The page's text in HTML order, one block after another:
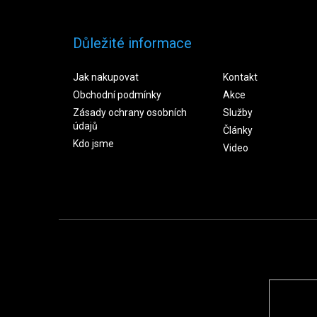
Důležité informace
Jak nakupovat
Obchodní podmínky
Zásady ochrany osobních
údajů
Kdo jsme
Kontakt
Akce
Služby
Články
Video